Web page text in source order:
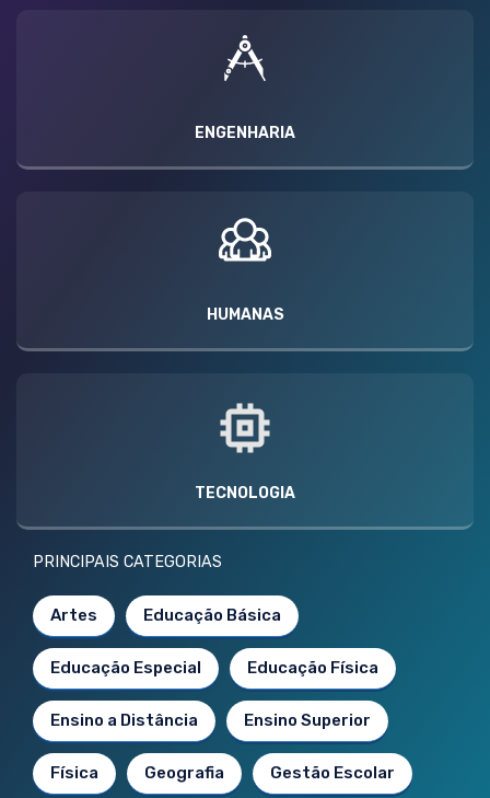
ENGENHARIA
HUMANAS
TECNOLOGIA
PRINCIPAIS CATEGORIAS
Artes Educação Básica
Educação Especial Educação Física
Ensino a Distância Ensino Superior
Física Geografia Gestão Escolar